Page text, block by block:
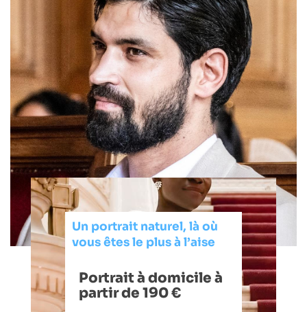
Un portrait naturel, là où
vous êtes le plus à l’aise
Portrait à domicile à
partir de 190 €